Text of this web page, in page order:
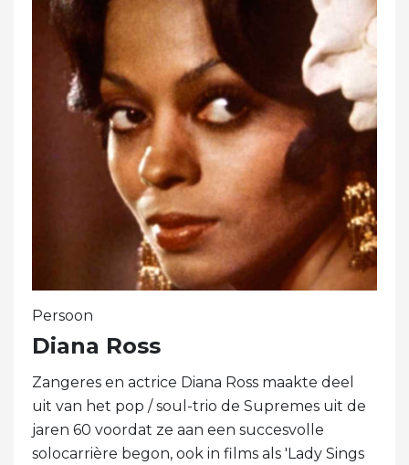
Persoon
Diana Ross
Zangeres en actrice Diana Ross maakte deel
uit van het pop / soul-trio de Supremes uit de
jaren 60 voordat ze aan een succesvolle
solocarrière begon, ook in films als 'Lady Sings